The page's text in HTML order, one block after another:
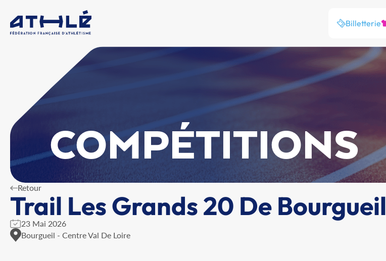
Billetterie
COMPÉTITIONS
Retour
Trail Les Grands 20 De Bourgueil
23 Mai 2026
Bourgueil - Centre Val De Loire